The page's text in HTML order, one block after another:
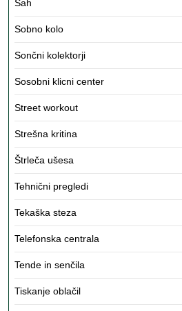
Šah
Sobno kolo
Sončni kolektorji
Sosobni klicni center
Street workout
Strešna kritina
Štrleča ušesa
Tehnični pregledi
Tekaška steza
Telefonska centrala
Tende in senčila
Tiskanje oblačil